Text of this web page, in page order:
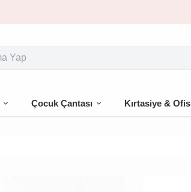
Çocuk Çantası Kırtasiye & Ofis